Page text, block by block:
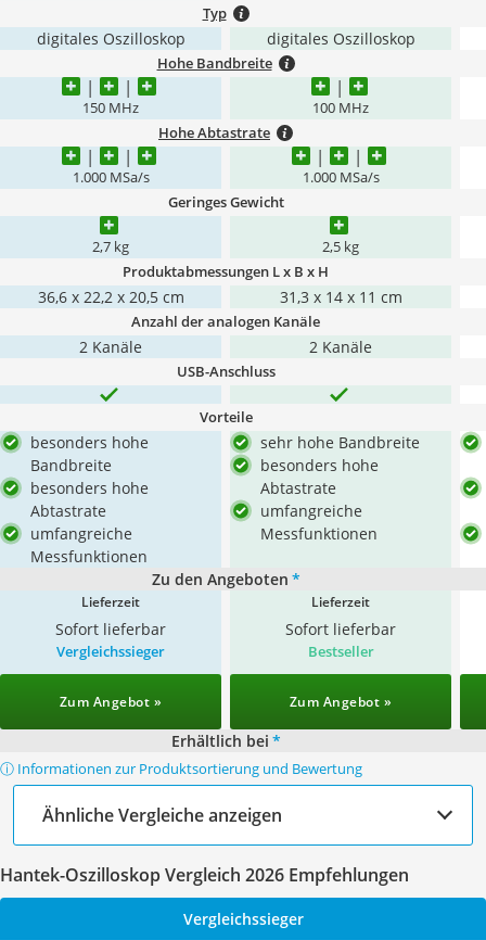
Typ
digitales Oszilloskop digitales Oszilloskop
Hohe Bandbreite
150 MHz 100 MHz
Hohe Abtastrate
1.000 MSa/s 1.000 MSa/s
Geringes Gewicht
2,7 kg 2,5 kg
Produktabmessungen L x B x H
36,6 x 22,2 x 20,5 cm 31,3 x 14 x 11 cm
Anzahl der analogen Kanäle
2 Kanäle 2 Kanäle
USB-Anschluss
Vorteile
besonders hohe
Bandbreite
besonders hohe
Abtastrate
umfangreiche
Messfunktionen
sehr hohe Bandbreite
besonders hohe
Abtastrate
umfangreiche
Messfunktionen
Zu den Angeboten *
Lieferzeit
Sofort lieferbar
Lieferzeit
Sofort lieferbar
Vergleichssieger
Zum Angebot »
Bestseller
Zum Angebot »
Erhältlich bei *
ⓘ Informationen zur Produktsortierung und Bewertung
Ähnliche Vergleiche anzeigen
Hantek-Oszilloskop Vergleich 2026 Empfehlungen
Vergleichssieger